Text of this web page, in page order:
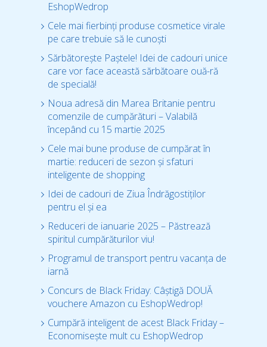
EshopWedrop
Cele mai fierbinți produse cosmetice virale
pe care trebuie să le cunoști
Sărbătorește Paștele! Idei de cadouri unice
care vor face această sărbătoare ouă-ră
de specială!
Noua adresă din Marea Britanie pentru
comenzile de cumpărături – Valabilă
începând cu 15 martie 2025
Cele mai bune produse de cumpărat în
martie: reduceri de sezon și sfaturi
inteligente de shopping
Idei de cadouri de Ziua Îndrăgostiților
pentru el și ea
Reduceri de ianuarie 2025 – Păstrează
spiritul cumpărăturilor viu!
Programul de transport pentru vacanța de
iarnă
Concurs de Black Friday: Câștigă DOUĂ
vouchere Amazon cu EshopWedrop!
Cumpără inteligent de acest Black Friday –
Economisește mult cu EshopWedrop